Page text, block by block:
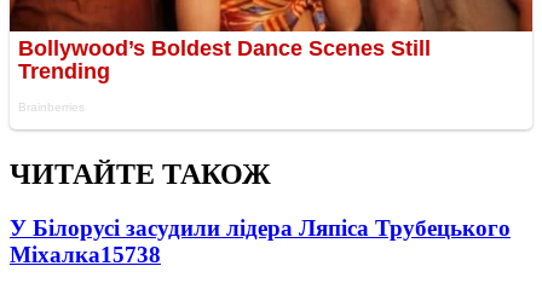
ЧИТАЙТЕ ТАКОЖ
У Білорусі засудили лідера Ляпіса Трубецького
Міхалка15738